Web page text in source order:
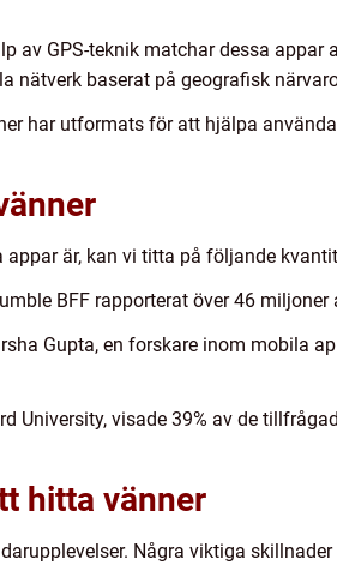
av GPS-teknik matchar dessa appar
nätverk baserat på geografisk
har utformats för att hjälpa
är, kan vi titta på följande
BFF rapporterat över 46 miljoner
Gupta, en forskare inom mobila
University, visade 39% av de
hitta vänner
Några viktiga skillnader